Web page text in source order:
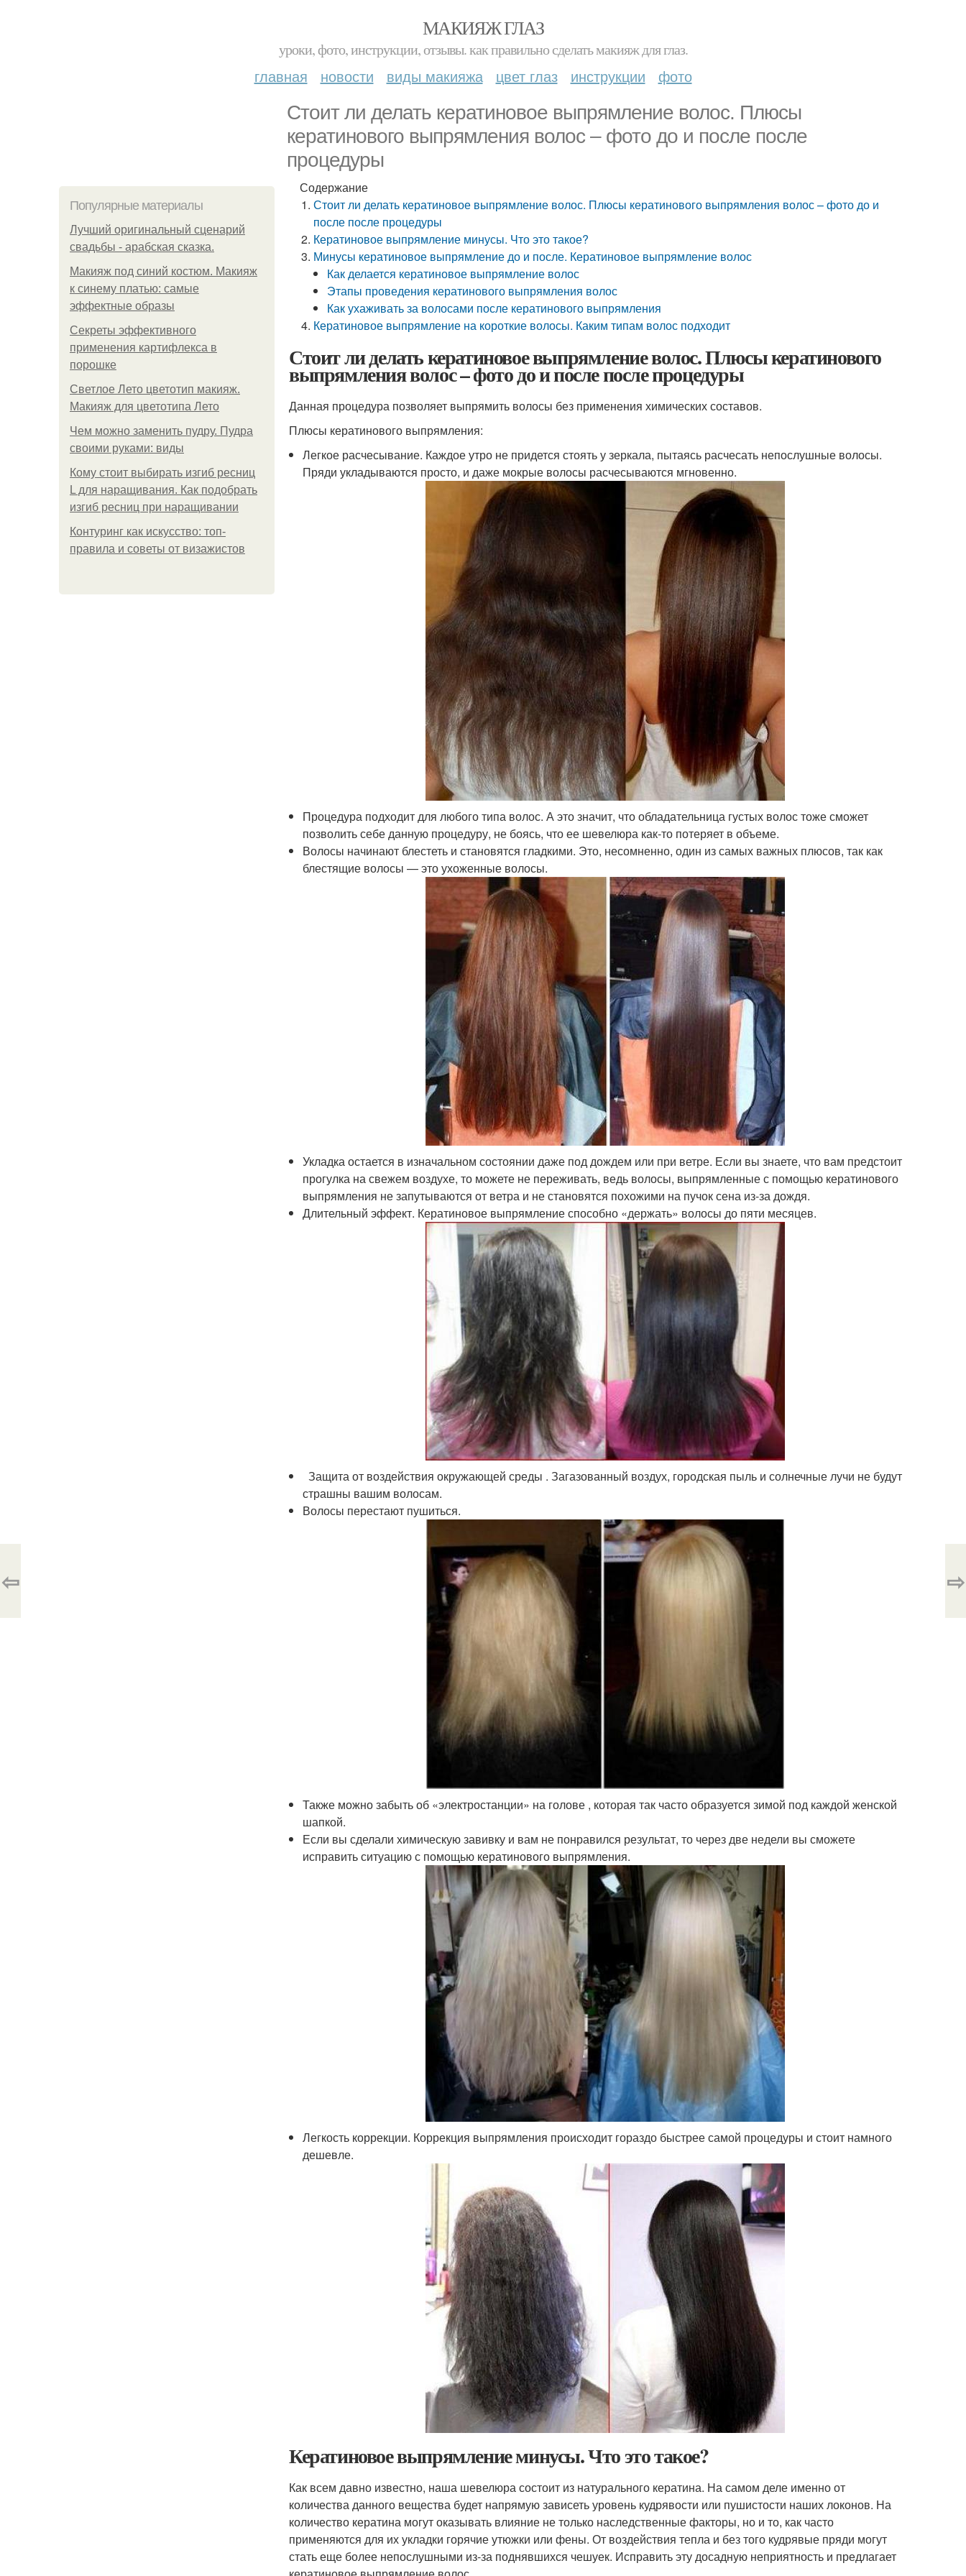
МАКИЯЖ ГЛАЗ
уроки, фото, инструкции, отзывы. как правильно сделать макияж для глаз.
главная новости виды макияжа цвет глаз инструкции фото
Стоит ли делать кератиновое выпрямление волос. Плюсы
кератинового выпрямления волос – фото до и после после
процедуры
Популярные материалы
Лучший оригинальный сценарий
свадьбы - арабская сказка.
Макияж под синий костюм. Макияж
к синему платью: самые
эффектные образы
Секреты эффективного
применения картифлекса в
порошке
Светлое Лето цветотип макияж.
Макияж для цветотипа Лето
Чем можно заменить пудру. Пудра
своими руками: виды
Кому стоит выбирать изгиб ресниц
L для наращивания. Как подобрать
изгиб ресниц при наращивании
Контуринг как искусство: топ-
правила и советы от визажистов
Содержание
Стоит ли делать кератиновое выпрямление волос. Плюсы кератинового выпрямления волос – фото до и
после после процедуры
Кератиновое выпрямление минусы. Что это такое?
Минусы кератиновое выпрямление до и после. Кератиновое выпрямление волос
Как делается кератиновое выпрямление волос
Этапы проведения кератинового выпрямления волос
Как ухаживать за волосами после кератинового выпрямления
Кератиновое выпрямление на короткие волосы. Каким типам волос подходит
Стоит ли делать кератиновое выпрямление волос. Плюсы кератинового
выпрямления волос – фото до и после после процедуры
Данная процедура позволяет выпрямить волосы без применения химических составов.
Плюсы кератинового выпрямления:
Легкое расчесывание. Каждое утро не придется стоять у зеркала, пытаясь расчесать непослушные волосы.
Пряди укладываются просто, и даже мокрые волосы расчесываются мгновенно.
Процедура подходит для любого типа волос. А это значит, что обладательница густых волос тоже сможет
позволить себе данную процедуру, не боясь, что ее шевелюра как-то потеряет в объеме.
Волосы начинают блестеть и становятся гладкими. Это, несомненно, один из самых важных плюсов, так как
блестящие волосы — это ухоженные волосы.
Укладка остается в изначальном состоянии даже под дождем или при ветре. Если вы знаете, что вам предстоит
прогулка на свежем воздухе, то можете не переживать, ведь волосы, выпрямленные с помощью кератинового
выпрямления не запутываются от ветра и не становятся похожими на пучок сена из-за дождя.
Длительный эффект. Кератиновое выпрямление способно «держать» волосы до пяти месяцев.
Защита от воздействия окружающей среды . Загазованный воздух, городская пыль и солнечные лучи не будут
страшны вашим волосам.
Волосы перестают пушиться.
Также можно забыть об «электростанции» на голове , которая так часто образуется зимой под каждой женской
шапкой.
Если вы сделали химическую завивку и вам не понравился результат, то через две недели вы сможете
исправить ситуацию с помощью кератинового выпрямления.
Легкость коррекции. Коррекция выпрямления происходит гораздо быстрее самой процедуры и стоит намного
дешевле.
Кератиновое выпрямление минусы. Что это такое?
Как всем давно известно, наша шевелюра состоит из натурального кератина. На самом деле именно от
количества данного вещества будет напрямую зависеть уровень кудрявости или пушистости наших локонов. На
количество кератина могут оказывать влияние не только наследственные факторы, но и то, как часто
применяются для их укладки горячие утюжки или фены. От воздействия тепла и без того кудрявые пряди могут
стать еще более непослушными из-за поднявшихся чешуек. Исправить эту досадную неприятность и предлагает
⇦ ⇨